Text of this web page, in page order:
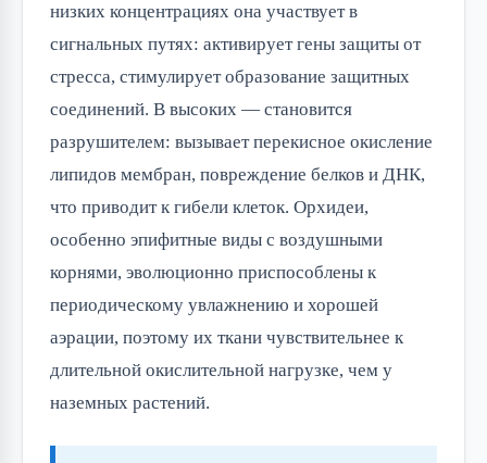
низких концентрациях она участвует в
сигнальных путях: активирует гены защиты от
стресса, стимулирует образование защитных
соединений. В высоких — становится
разрушителем: вызывает перекисное окисление
липидов мембран, повреждение белков и ДНК,
что приводит к гибели клеток. Орхидеи,
особенно эпифитные виды с воздушными
корнями, эволюционно приспособлены к
периодическому увлажнению и хорошей
аэрации, поэтому их ткани чувствительнее к
длительной окислительной нагрузке, чем у
наземных растений.